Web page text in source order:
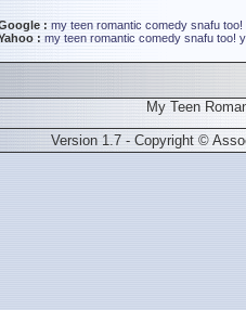
: my teen romantic comedy snafu too!
: my teen romantic comedy snafu too!
My Teen
Version 1.7 - Copyright ©